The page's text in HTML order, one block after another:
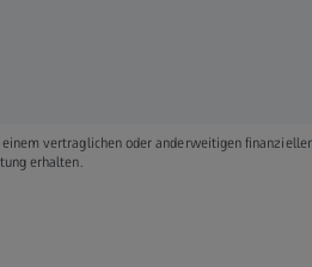
vertraglichen oder anderweitigen
erhalten.